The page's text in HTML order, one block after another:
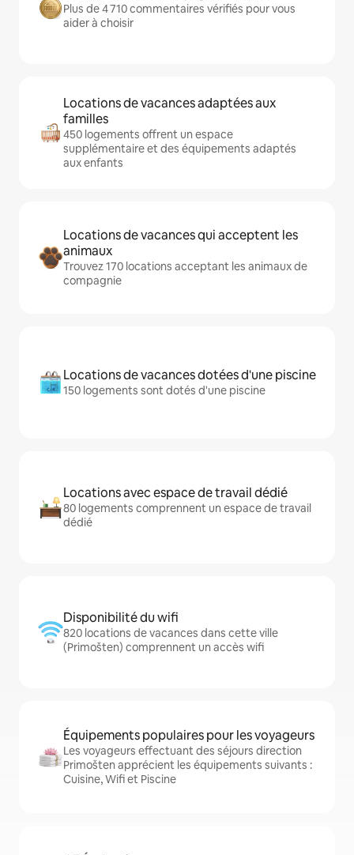
Plus de 4 710 commentaires vérifiés pour vous
aider à choisir
Locations de vacances adaptées aux
familles
450 logements offrent un espace
supplémentaire et des équipements adaptés
aux enfants
Locations de vacances qui acceptent les
animaux
Trouvez 170 locations acceptant les animaux de
compagnie
Locations de vacances dotées d'une piscine
150 logements sont dotés d'une piscine
Locations avec espace de travail dédié
80 logements comprennent un espace de travail
dédié
Disponibilité du wifi
820 locations de vacances dans cette ville
(Primošten) comprennent un accès wifi
Équipements populaires pour les voyageurs
Les voyageurs effectuant des séjours direction
Primošten apprécient les équipements suivants :
Cuisine, Wifi et Piscine